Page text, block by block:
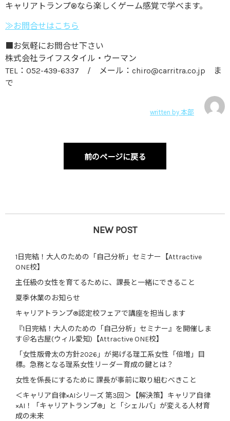
キャリアトランプ®なら楽しくゲーム感覚で学べます。
≫お問合せはこちら
■お気軽にお問合せ下さい
株式会社ライフスタイル・ウーマン
TEL：052-439-6337 / メール：chiro@carritra.co.jp ま
で
written by 本部
前のページに戻る
NEW POST
1日完結！大人のための「自己分析」セミナー【Attractive
ONE校】
主任級の女性を育てるために、課長と一緒にできること
夏季休業のお知らせ
キャリアトランプ®認定校フェアで講座を担当します
『1日完結！大人のための「自己分析」セミナー』を開催しま
す＠名古屋(ウィル愛知)【Attractive ONE校】
「女性版骨太の方針2026」が掲げる理工系女性「倍増」目
標。急務となる理系女性リーダー育成の鍵とは？
女性を係長にするために 課長が事前に取り組むべきこと
＜キャリア自律×AIシリーズ 第3回＞【解決策】キャリア自律
×AI！「キャリアトランプ®」と「シェルパ」が変える人材育
成の未来